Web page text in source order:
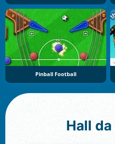
Pinball Football
Hall da